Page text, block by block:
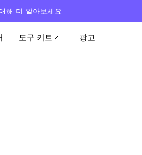
해 더 알아보세요
도구 키트 광고